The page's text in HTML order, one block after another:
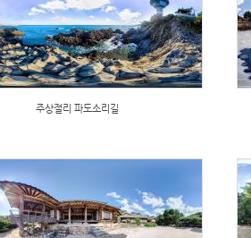
주상절리 파도소리길